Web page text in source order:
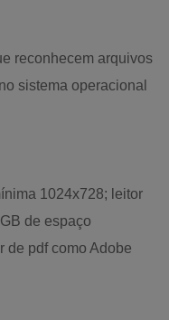
reconhecem arquivos
sistema operacional
1024x728; leitor
de espaço
de pdf como Adobe